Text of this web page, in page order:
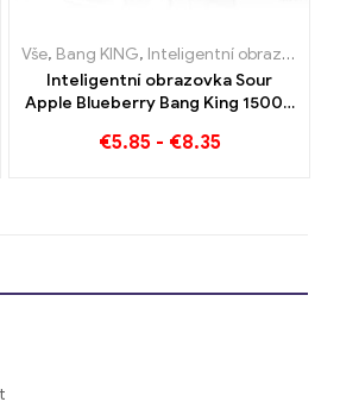
,Jednorázové e-cigarety Polsko
e-cigarety Dánsko,Jednorázové e-
Vše, Bang KING, Inteligentní obrazovka Bang King 15000 Puff
Inteligentní obrazovka Sour
Apple Blueberry Bang King 15000
vapování plný svěžích chutí
€5.85 - €8.35